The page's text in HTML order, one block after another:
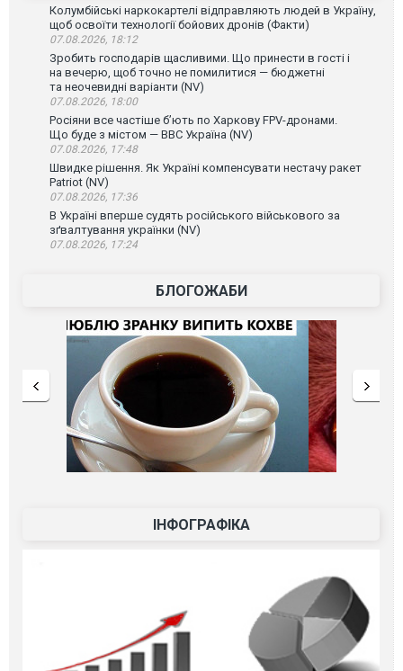
Колумбійські наркокартелі відправляють людей в Україну,
щоб освоїти технології бойових дронів (Факти)
07.08.2026, 18:12
Зробить господарів щасливими. Що принести в гості і
на вечерю, щоб точно не помилитися — бюджетні
та неочевидні варіанти (NV)
07.08.2026, 18:00
Росіяни все частіше бʼють по Харкову FPV-дронами.
Що буде з містом — ВВС Україна (NV)
07.08.2026, 17:48
Швидке рішення. Як Україні компенсувати нестачу ракет
Patriot (NV)
07.08.2026, 17:36
В Україні вперше судять російського військового за
зґвалтування українки (NV)
07.08.2026, 17:24
БЛОГОЖАБИ
ІНФОГРАФІКА